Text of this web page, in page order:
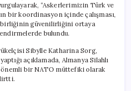
“Askerlerimizin Türk ve
bir koordinasyon içinde çalışması,
güvenilirliğini ortaya
bulundu.
Sibylle Katharina Sorg,
açıklamada, Almanya Silahlı
önemli bir NATO müttefiki olarak